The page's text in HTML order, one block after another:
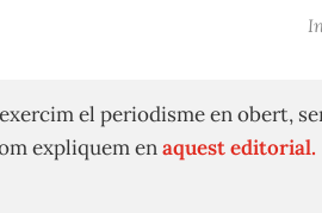
el periodisme en obert,
expliquem enaquest editorial.